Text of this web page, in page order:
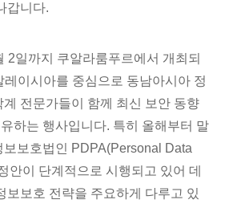
갑니다.
2일까지 쿠알라룸푸르에서 개최되
이시아를 중심으로 동남아시아 정
계 전문가들이 함께 최신 보안 동향
하는 행사입니다. 특히 올해부터 말
보호법인 PDPA(Personal Data
안이 단계적으로 시행되고 있어 데
보보호 전략을 주요하게 다루고 있